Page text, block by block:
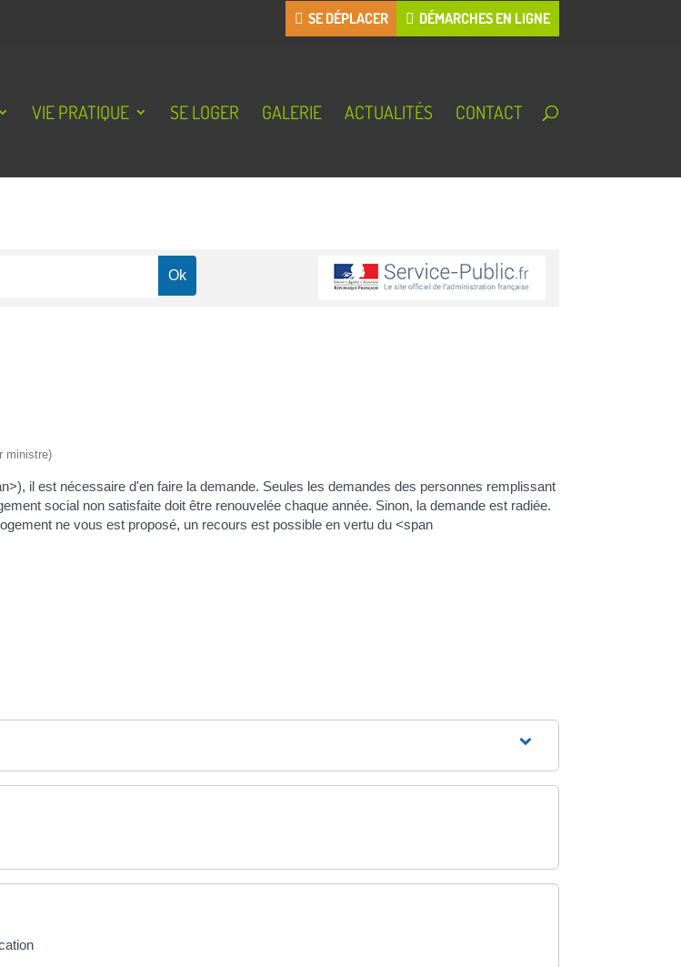
SE DÉPLACER DÉMARCHES EN LIGNE
VIE PRATIQUE SE LOGER GALERIE ACTUALITÉS CONTACT
ministre)
il est nécessaire d'en faire la demande. Seules les demandes des personnes remplissant
social non satisfaite doit être renouvelée chaque année. Sinon, la demande est radiée.
ne vous est proposé, un recours est possible en vertu du <span